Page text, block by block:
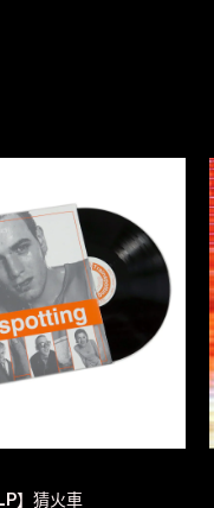
】猜火車